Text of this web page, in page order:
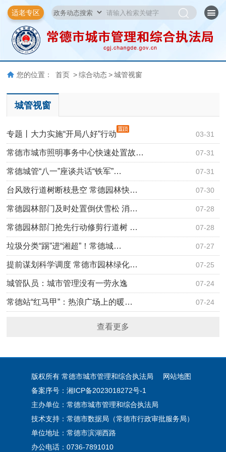
适老专区
您的位置： 首页 > 综合动态 > 城管视窗
城管视窗
03-31
专题丨大力实施“开局八好”行动
07-31
常德市城市照明事务中心快速处置故…
07-31
常德城管“八一”座谈共话“铁军”…
07-30
台风致行道树断枝悬空 常德园林快…
07-28
常德园林部门及时处置倒伏雪松 消…
07-28
常德园林部门抢先行动修剪行道树 …
07-27
垃圾分类“踢”进“湘超”！常德城…
07-25
提前谋划科学调度 常德市园林绿化…
07-24
城管队员：城市管理没有一劳永逸
07-24
常德站“红马甲”：热浪广场上的暖…
查看更多
版权所有 常德市城市管理和综合执法局
网站地图
备案序号：湘ICP备2023018272号-1
主办单位：常德市城市管理和综合执法局
技术支持：常德市数据局（常德市行政审批服务局）
单位地址：常德市滨湖西路
办公电话：0736-7891010